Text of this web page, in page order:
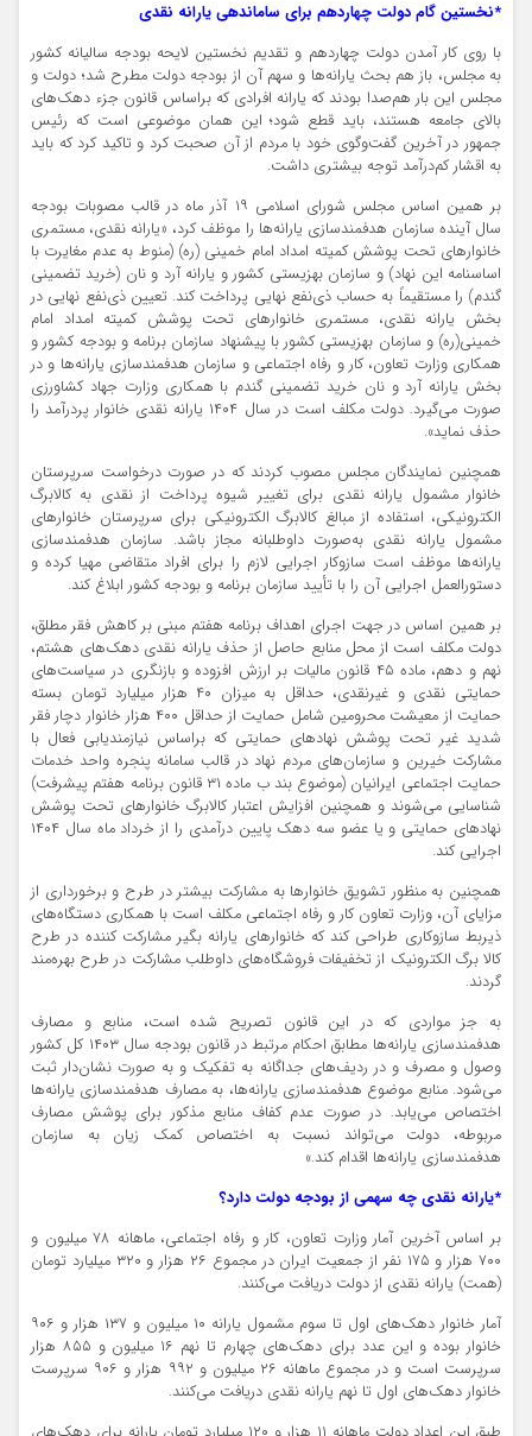
*نخستین گام دولت چهاردهم برای ساماندهی یارانه نقدی
با روی کار آمدن دولت چهاردهم و تقدیم نخستین لایحه بودجه سالیانه کشور
به مجلس، باز هم بحث یارانه‌ها و سهم آن از بودجه دولت مطرح شد؛ دولت و
مجلس این بار هم‌صدا بودند که یارانه افرادی که براساس قانون جزء دهک‌های
بالای جامعه هستند، باید قطع شود؛ این همان موضوعی است که رئیس
جمهور در آخرین گفت‌وگوی خود با مردم از آن صحبت کرد و تاکید کرد که باید
به اقشار کم‌درآمد توجه بیشتری داشت.
بر همین اساس مجلس شورای اسلامی ۱۹ آذر ماه در قالب مصوبات بودجه
سال آینده سازمان هدفمندسازی یارانه‌ها را موظف کرد، «یارانه نقدی، مستمری
خانوارهای تحت پوشش کمیته امداد امام خمینی (ره) (منوط به عدم مغایرت با
اساسنامه این نهاد) و سازمان بهزیستی کشور و یارانه آرد و نان (خرید ‏تضمینی
گندم) را مستقیماً به حساب ذی‌نفع نهایی پرداخت کند. تعیین ذی‌نفع نهایی در
بخش یارانه نقدی، مستمری خانوارهای تحت پوشش کمیته امداد امام
خمینی(ره) و ‏سازمان بهزیستی کشور با پیشنهاد سازمان برنامه و بودجه کشور و
همکاری وزارت تعاون، کار و رفاه اجتماعی و سازمان هدفمندسازی یارانه‌ها و در
بخش یارانه آرد و نان خرید تضمینی گندم ‏با همکاری وزارت جهاد کشاورزی
صورت می‌گیرد. دولت مکلف است در سال ۱۴۰۴ یارانه نقدی خانوار پردرآمد را
حذف نماید».
همچنین نمایندگان مجلس مصوب کردند که در صورت درخواست سرپرستان
خانوار مشمول یارانه نقدی برای تغییر شیوه پرداخت از نقدی به کالابرگ
الکترونیکی، استفاده از مبالغ کالابرگ الکترونیکی برای سرپرستان ‏خانوارهای
مشمول یارانه نقدی به‌صورت داوطلبانه مجاز باشد. سازمان هدفمندسازی
یارانه‌ها موظف است ‏سازوکار اجرایی لازم را برای افراد متقاضی مهیا کرده و
دستورالعمل اجرایی آن را با تأیید سازمان برنامه و بودجه کشور ابلاغ کند.‏
بر همین اساس در جهت اجرای اهداف برنامه هفتم مبنی بر کاهش فقر مطلق،
دولت مکلف است از محل منابع حاصل از حذف یارانه نقدی دهک‌های هشتم،
نهم و دهم، ماده ۴۵ قانون مالیات بر ارزش افزوده و بازنگری در سیاست‌های
حمایتی نقدی و غیرنقدی، حداقل به میزان ۴۰ هزار میلیارد تومان بسته
حمایت از معیشت محرومین شامل حمایت از حداقل ۴۰۰ هزار خانوار دچار فقر
شدید غیر تحت پوشش نهادهای حمایتی که براساس نیازمندیابی فعال با
مشارکت خیرین و سازمان‌های مردم نهاد در قالب سامانه پنجره واحد خدمات
حمایت اجتماعی ایرانیان (موضوع بند ب ماده ۳۱ قانون برنامه هفتم پیشرفت)
شناسایی می‌شوند و همچنین افزایش اعتبار کالابرگ خانوارهای تحت پوشش
نهادهای حمایتی و یا عضو سه دهک پایین درآمدی را از خرداد ماه سال ۱۴۰۴
اجرایی کند.
همچنین به منظور تشویق خانوارها به مشارکت بیشتر در طرح و برخورداری از
مزایای آن، وزارت تعاون کار و رفاه اجتماعی مکلف است با همکاری دستگاه‌های
ذیربط سازوکاری طراحی کند که خانوارهای یارانه بگیر مشارکت کننده در طرح
کالا برگ الکترونیک از تخفیفات فروشگاه‌های داوطلب مشارکت در طرح بهره‌مند
گردند.
به جز مواردی که در این قانون تصریح شده است، منابع و مصارف
هدفمندسازی یارانه‌ها مطابق احکام مرتبط در قانون بودجه سال ۱۴۰۳ کل کشور
وصول و مصرف و در ردیف‌های جداگانه به تفکیک و به صورت نشان‌دار ثبت
می‌شود. منابع موضوع هدفمندسازی یارانه‌ها، به مصارف هدفمندسازی یارانه‌ها
اختصاص می‌یابد. در صورت عدم کفاف منابع مذکور برای پوشش مصارف
مربوطه، دولت می‌تواند نسبت به اختصاص کمک زیان به سازمان
هدفمندسازی یارانه‌ها اقدام کند.»
*یارانه نقدی چه سهمی از بودجه دولت دارد؟
بر اساس آخرین آمار وزارت تعاون، کار و رفاه اجتماعی، ماهانه ۷۸ میلیون و
۷۰۰ هزار و ۱۷۵ نفر از جمعیت ایران در مجموع ۲۶ هزار و ۳۲۰ میلیارد تومان
(همت) یارانه نقدی از دولت دریافت می‌کنند.
آمار خانوار دهک‌های اول تا سوم مشمول یارانه ۱۰ میلیون و ۱۳۷ هزار و ۹۰۶
خانوار بوده و این عدد برای دهک‌های چهارم تا نهم ۱۶ میلیون و ۸۵۵ هزار
سرپرست است و در مجموع ماهانه ۲۶ میلیون و ۹۹۲ هزار و ۹۰۶ سرپرست
خانوار دهک‌های اول تا نهم یارانه نقدی دریافت می‌کنند.